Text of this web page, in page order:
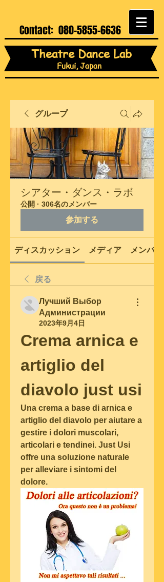
Contact: 080-5855-6636
Theatre Dance Lab
Fukui, Japan
グループ
シアター・ダンス・ラボ
公開 · 306名のメンバー
参加する
ディスカッション メディア メンバー
戻る
Лучший Выбор
Администрации
2023年9月4日
Crema arnica e
artiglio del
diavolo just usi
Una crema a base di arnica e
artiglio del diavolo per aiutare a
gestire i dolori muscolari,
articolari e tendinei. Just Usi
offre una soluzione naturale
per alleviare i sintomi del
dolore.